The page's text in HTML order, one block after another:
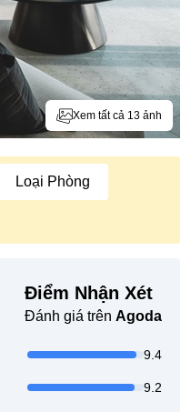
Xem tất cả 13 ảnh
Loại Phòng
Điểm Nhận Xét
Đánh giá trên Agoda
9.4
9.2